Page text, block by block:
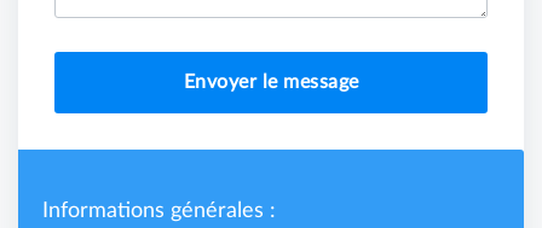
Envoyer le message
Informations générales :